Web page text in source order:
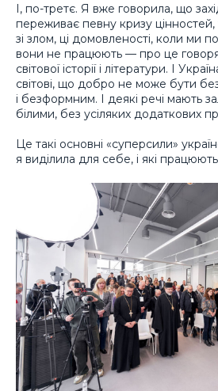
І, по-третє. Я вже говорила, що
переживає певну кризу
зі злом, ці домовленості, коли ми
вони не працюють — про це
світової історії і літератури. І
світові, що добро не може бути
і безформним. І деякі речі мають
білими, без усіляких додаткових
Це такі основні «суперсили»
я виділила для себе, і які працюють